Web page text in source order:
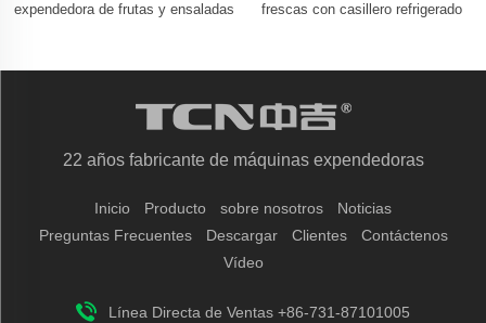
expendedora de frutas y ensaladas
frescas con casillero refrigerado
22 años fabricante de máquinas expendedoras
Inicio Producto sobre nosotros
Noticias
Preguntas Frecuentes
Descargar Clientes
Contáctenos
Vídeo
Línea Directa de Ventas +86-731-87101005